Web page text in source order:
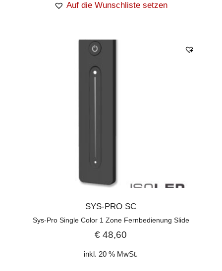
Auf die Wunschliste setzen
SYS-PRO SC
Sys-Pro Single Color 1 Zone Fernbedienung Slide
€ 48,60
inkl. 20 % MwSt.